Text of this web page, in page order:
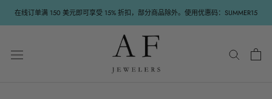
在线订单满 150 美元即可享受 15% 折扣，部分商品除外。使用优惠码：SUMMER15